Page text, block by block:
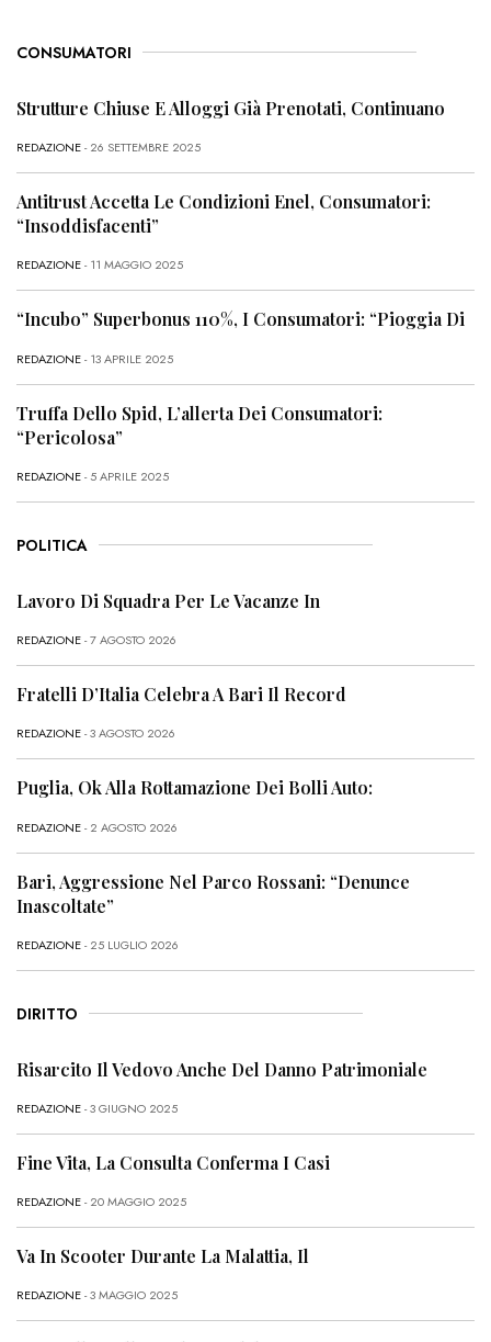
CONSUMATORI
Strutture Chiuse E Alloggi Già Prenotati, Continuano
REDAZIONE- 26 SETTEMBRE 2025
Antitrust Accetta Le Condizioni Enel, Consumatori:
“Insoddisfacenti”
REDAZIONE- 11 MAGGIO 2025
“Incubo” Superbonus 110%, I Consumatori: “Pioggia Di
REDAZIONE- 13 APRILE 2025
Truffa Dello Spid, L’allerta Dei Consumatori:
“Pericolosa”
REDAZIONE- 5 APRILE 2025
POLITICA
Lavoro Di Squadra Per Le Vacanze In
REDAZIONE- 7 AGOSTO 2026
Fratelli D’Italia Celebra A Bari Il Record
REDAZIONE- 3 AGOSTO 2026
Puglia, Ok Alla Rottamazione Dei Bolli Auto:
REDAZIONE- 2 AGOSTO 2026
Bari, Aggressione Nel Parco Rossani: “Denunce
Inascoltate”
REDAZIONE- 25 LUGLIO 2026
DIRITTO
Risarcito Il Vedovo Anche Del Danno Patrimoniale
REDAZIONE- 3 GIUGNO 2025
Fine Vita, La Consulta Conferma I Casi
REDAZIONE- 20 MAGGIO 2025
Va In Scooter Durante La Malattia, Il
REDAZIONE- 3 MAGGIO 2025